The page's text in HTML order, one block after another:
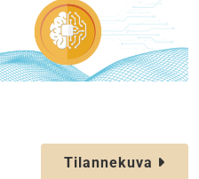
Tilannekuva